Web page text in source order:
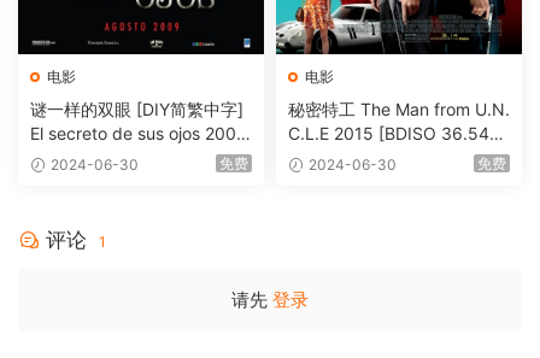
电影
谜一样的双眼 [DIY简繁中字]
El secreto de sus ojos 2009
1080p Blu-ray AVC DTS-HD
2024-06-30 免费
电影
秘密特工 The Man from U.N.
C.L.E 2015 [BDISO 36.54G
B] 2024-06-30 免费
评论 1
请先 登录